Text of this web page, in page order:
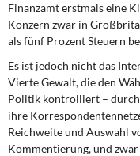
Finanzamt erstmals eine
Konzern zwar in
als fünf Prozent Steuern
Es ist jedoch nicht das
Vierte Gewalt, die den
Politik kontrolliert – durch
ihre
Reichweite und Auswahl
Kommentierung, und